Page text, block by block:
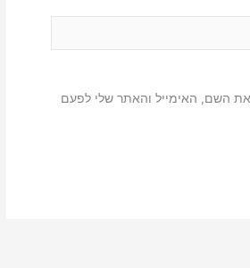
השם, האימייל והאתר שלי לפעם